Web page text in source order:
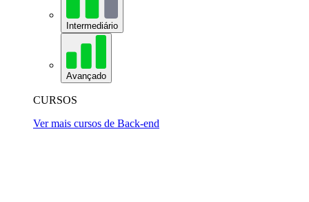
Intermediário
Avançado
CURSOS
Ver mais cursos de Back-end